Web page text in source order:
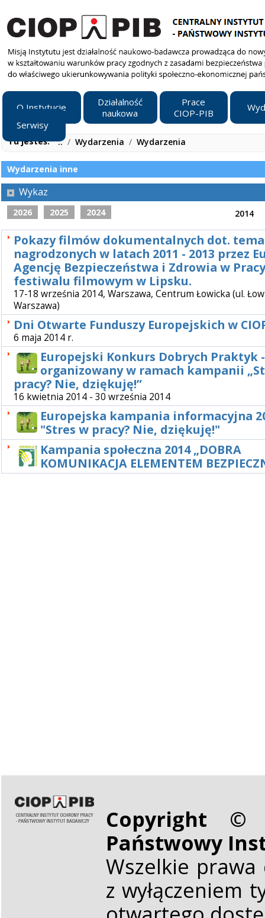
O Instytucie
Działalność
naukowa
Prace
CIOP-PIB
Serwisy
Tu jesteś: ../ Wydarzenia / Wydarzenia
Wydarzenia inne
Wykaz
2026 2025 2024 2014
Pokazy filmów dokumentalnych dot.
nagrodzonych w latach 2011 - 2013 przez
Agencję Bezpieczeństwa i Zdrowia w
festiwalu filmowym w Lipsku.
17-18 września 2014, Warszawa, Centrum Łowicka (ul.
Warszawa)
Dni Otwarte Funduszy Europejskich w
6 maja 2014 r.
Europejski Konkurs Dobrych Praktyk
organizowany w ramach kampanii
pracy? Nie, dziękuję!”
16 kwietnia 2014 - 30 września 2014
Europejska kampania informacyjna
"Stres w pracy? Nie, dziękuję!"
Kampania społeczna 2014 „DOBRA
KOMUNIKACJA ELEMENTEM
Copyright ©
Państwowy
Wszelkie
z wyłączeniem